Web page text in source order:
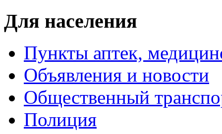
Для населения
Пункты аптек,
Объявления и новости
Общественный
Полиция